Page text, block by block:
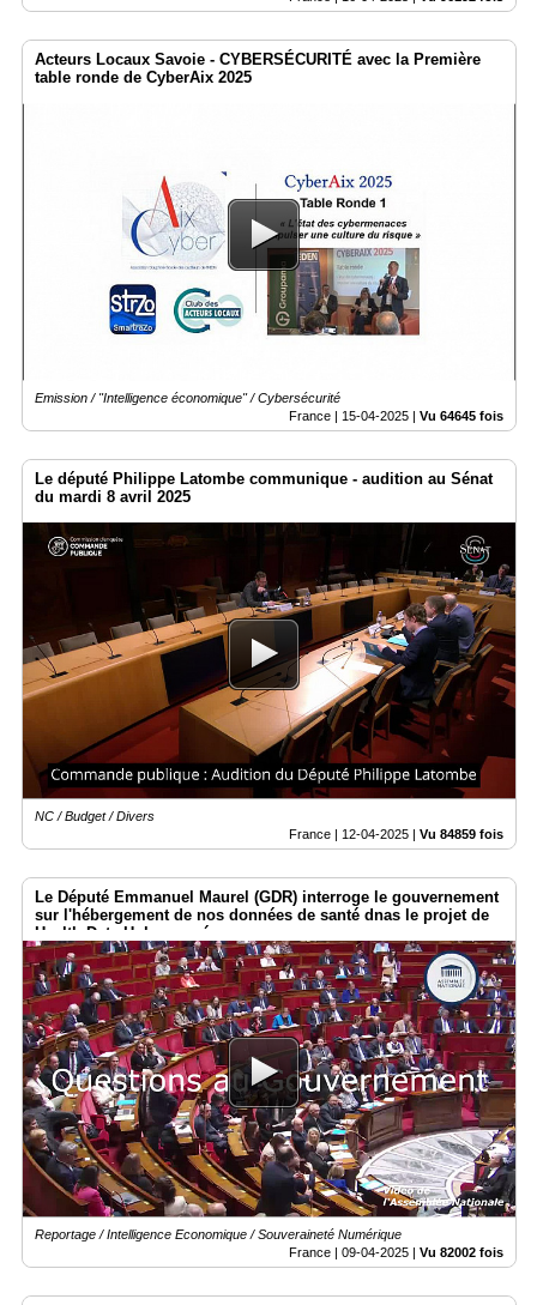
Acteurs Locaux Savoie - CYBERSÉCURITÉ avec la Première
table ronde de CyberAix 2025
Emission / "Intelligence économique" / Cybersécurité
France | 15-04-2025 | Vu 64645 fois
Le député Philippe Latombe communique - audition au Sénat
du mardi 8 avril 2025
NC / Budget / Divers
France | 12-04-2025 | Vu 84859 fois
Le Député Emmanuel Maurel (GDR) interroge le gouvernement
sur l'hébergement de nos données de santé dnas le projet de
Health Data Hub européen
Reportage / Intelligence Economique / Souveraineté Numérique
France | 09-04-2025 Vu 82002 fois